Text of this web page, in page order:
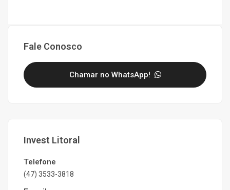
Fale Conosco
Chamar no WhatsApp!
Invest Litoral
Telefone
(47) 3533-3818